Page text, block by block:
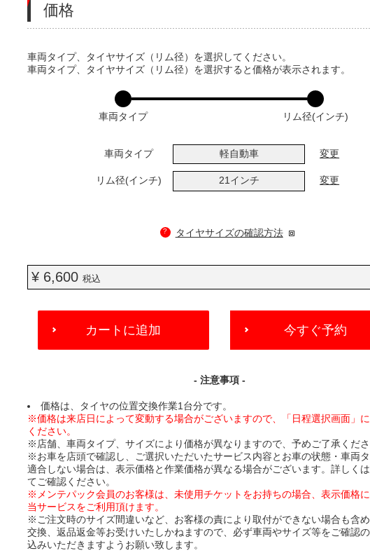
価格
VARIATIONS
車両タイプ、タイヤサイズ（リム径）を選択してください。
車両タイプ、タイヤサイズ（リム径）を選択すると価格が表示されます。
車両タイプ リム径(インチ)
車両タイプ 軽自動車 変更
リム径(インチ) 21インチ 変更
? タイヤサイズの確認方法
¥ 6,600税込
ADD
CART
カートに追加 今すぐ予約
- 注意事項 -
価格は、タイヤの位置交換作業1台分です。
※価格は来店日によって変動する場合がございますので、「日程選択画面」
ください。
※店舗、車両タイプ、サイズにより価格が異なりますので、予めご了承くださ
※お車を店頭で確認し、ご選択いただいたサービス内容とお車の状態・車両
適合しない場合は、表示価格と作業価格が異なる場合がございます。詳しく
てご確認ください。
※メンテパック会員のお客様は、未使用チケットをお持ちの場合、表示価格
当サービスをご利用頂けます。
※ご注文時のサイズ間違いなど、お客様の責により取付ができない場合も含
交換、返品返金等お受けいたしかねますので、必ず車両やサイズ等をご確認
込みいただきますようお願い致します。